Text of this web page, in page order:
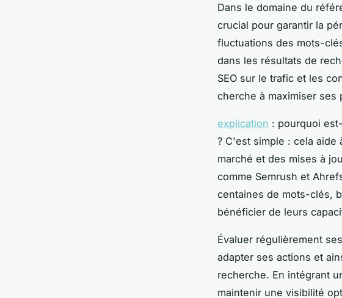
Dans le domaine du
crucial pour garantir la
fluctuations des mots-
dans les résultats de
SEO sur le trafic et les
cherche à maximiser ses
explication : pourquoi
? C'est simple : cela
marché et des mises à
comme Semrush et
centaines de mots-clés,
bénéficier de leurs
Évaluer régulièrement
adapter ses actions et
recherche. En intégrant
maintenir une visibilité